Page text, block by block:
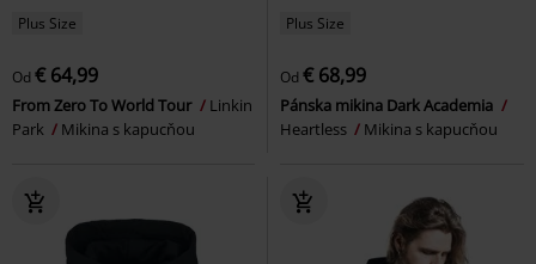
Plus Size
Od € 64,99
From Zero To World Tour
Linkin
Park
Mikina s kapucňou
Plus Size
Od € 68,99
Pánska mikina Dark Academia
Heartless
Mikina s kapucňou